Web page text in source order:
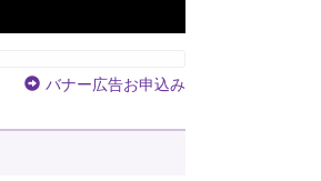
バナー広告お申込み